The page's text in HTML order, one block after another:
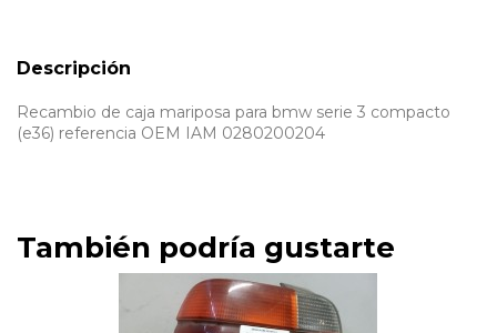
Descripción
Recambio de caja mariposa para bmw serie 3 compacto
(e36) referencia OEM IAM 0280200204
También podría gustarte